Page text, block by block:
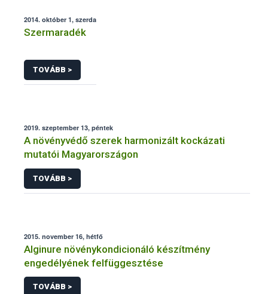
2014. október 1, szerda
Szermaradék
TOVÁBB >
2019. szeptember 13, péntek
A növényvédő szerek harmonizált kockázati
mutatói Magyarországon
TOVÁBB >
2015. november 16, hétfő
Alginure növénykondicionáló készítmény
engedélyének felfüggesztése
TOVÁBB >